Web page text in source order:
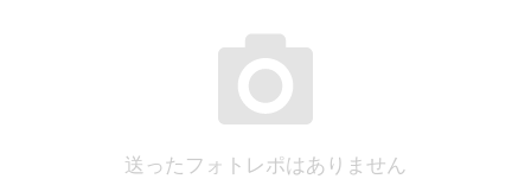
送ったフォトレポはありません